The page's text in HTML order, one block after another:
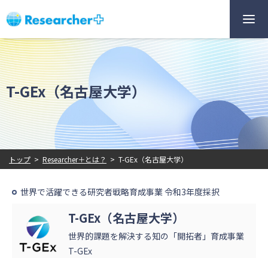
T-GEx（名古屋大学）
トップ > Researcher＋とは？ > T-GEx（名古屋大学）
世界で活躍できる研究者戦略育成事業 令和3年度採択
T-GEx（名古屋大学）
世界的課題を解決する知の「開拓者」育成事業
T-GEx